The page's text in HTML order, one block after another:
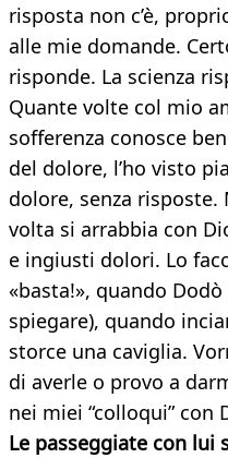
risposta non c’è,
alle mie domande.
risponde. La scienza
Quante volte col mio
sofferenza conosce
del dolore, l’ho visto
dolore, senza
volta si arrabbia con
e ingiusti dolori. Lo
«basta!», quando
spiegare), quando
storce una caviglia.
di averle o provo a
nei miei “colloqui” con
Le passeggiate con lui